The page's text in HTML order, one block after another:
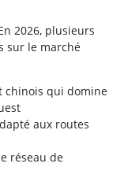
2026, plusieurs
sur le marché
chinois qui domine
aux routes
réseau de